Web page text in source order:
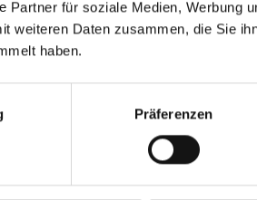
Partner für soziale Medien, Werbung
weiteren Daten zusammen, die Sie
haben.
Präferenzen
*
Juni 2026 bis einschließlich
Berggasthaus) wieder jeden
unvergesslichen Sonnenuntergang
Erlebnis. Wandern Sie in den
kulinarisch verwöhnen und